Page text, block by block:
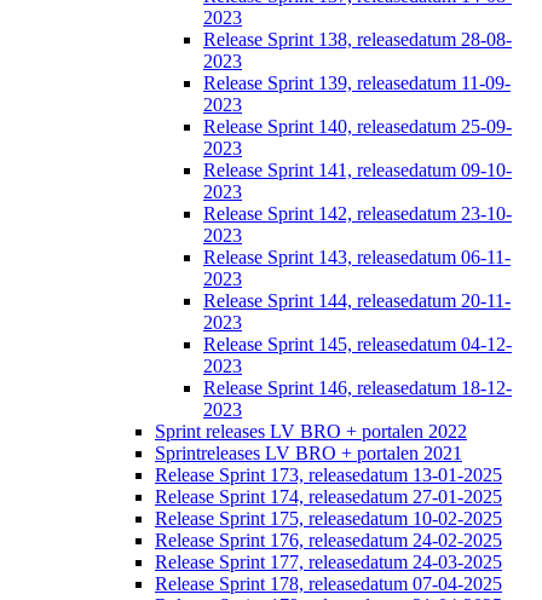
2023
Release Sprint 138, releasedatum 28-08-
2023
Release Sprint 139, releasedatum 11-09-
2023
Release Sprint 140, releasedatum 25-09-
2023
Release Sprint 141, releasedatum 09-10-
2023
Release Sprint 142, releasedatum 23-10-
2023
Release Sprint 143, releasedatum 06-11-
2023
Release Sprint 144, releasedatum 20-11-
2023
Release Sprint 145, releasedatum 04-12-
2023
Release Sprint 146, releasedatum 18-12-
2023
Sprint releases LV BRO + portalen 2022
Sprintreleases LV BRO + portalen 2021
Release Sprint 173, releasedatum 13-01-2025
Release Sprint 174, releasedatum 27-01-2025
Release Sprint 175, releasedatum 10-02-2025
Release Sprint 176, releasedatum 24-02-2025
Release Sprint 177, releasedatum 24-03-2025
Release Sprint 178, releasedatum 07-04-2025